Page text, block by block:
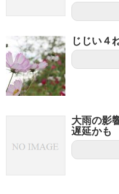
じじい４
大雨の影
遅延かも